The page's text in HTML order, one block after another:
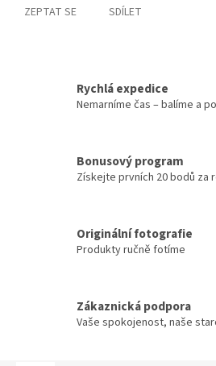
ZEPTAT SE SDÍLET
Rychlá expedice
Nemarníme čas – balíme a
Bonusový program
Získejte prvních 20 bodů za
Originální fotografie
Produkty ručně fotíme
Zákaznická podpora
Vaše spokojenost, naše